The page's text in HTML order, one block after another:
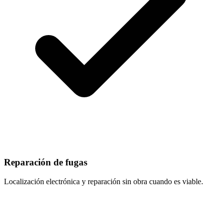
Reparación de fugas
Localización electrónica y reparación sin obra cuando es viable.